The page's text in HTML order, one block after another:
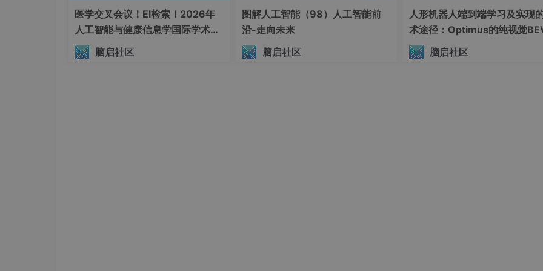
医学交叉会议！EI检索！2026年
人工智能与健康信息学国际学术会
议（AIHI 2026）
脑启社区
图解人工智能（98）人工智能前
沿-走向未来
脑启社区
人形机器人端到端学习及实现
术途径：Optimus的纯视觉
Transformer方案、RT-2模型
模态迁移能力测试（上）
脑启社区